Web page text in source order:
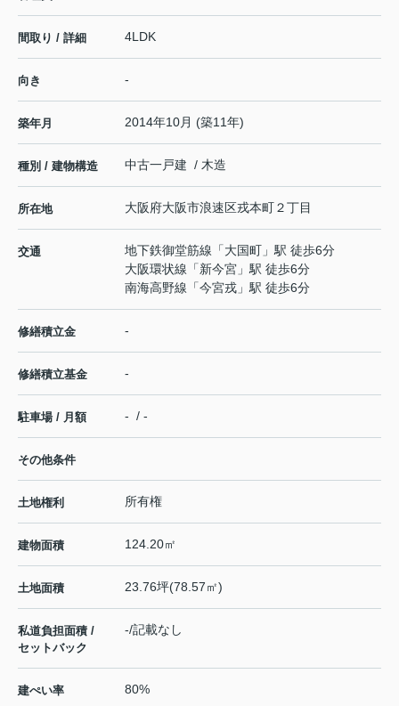
間取り / 詳細 4LDK
向き -
築年月 2014年10月 (築11年)
種別 / 建物構造 中古一戸建 / 木造
所在地 大阪府大阪市浪速区戎本町２丁目
交通 地下鉄御堂筋線 「大国町 」駅 徒歩6分
大阪環状線 「新今宮 」駅 徒歩6分
南海高野線 「今宮戎 」駅 徒歩6分
修繕積立金 -
修繕積立基金 -
駐車場 / 月額 - / -
その他条件
土地権利 所有権
建物面積 124.20㎡
土地面積 23.76坪(78.57㎡)
私道負担面積 /
セットバック
-/記載なし
建ぺい率 80%